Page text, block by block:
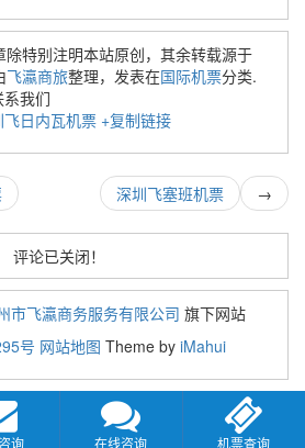
除特别注明本站原创，其余转载源于
飞瀛商旅整理，发表在国际机票分类.
我们
飞日内瓦机票 +复制链接
→
深圳飞塞班机票
评论已关闭！
市飞瀛商务服务有限公司 旗下网站
号 网站地图 Theme by iMahui
询 在线咨询 机票查询